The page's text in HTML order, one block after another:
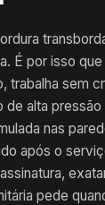
É por isso
trabalha sem
de alta pressão
nas
após o
pede